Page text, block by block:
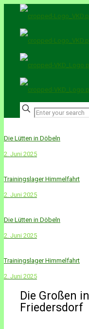
Die Lütten in Döbeln
2. Juni 2025
Trainingslager Himmelfahrt
2. Juni 2025
Die Lütten in Döbeln
2. Juni 2025
Trainingslager Himmelfahrt
2. Juni 2025
Die Großen in
Friedersdorf